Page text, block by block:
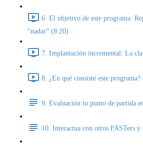
6. El objetivo de este programa:
“nadar” (8:20)
7. Implantación incremental: La
8. ¿En qué consiste este programa?
9. Evaluación tu punto de partida
10. Interactua con otros FASTers y